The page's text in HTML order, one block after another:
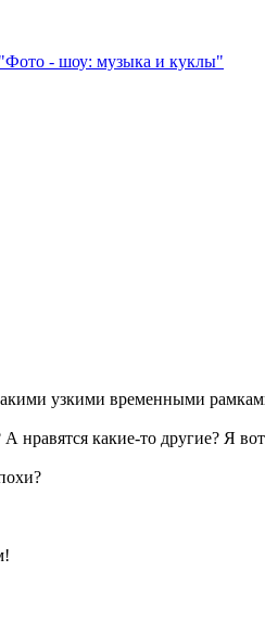
- шоу: музыка и куклы"
узкими временными
нравятся какие-то другие? Я